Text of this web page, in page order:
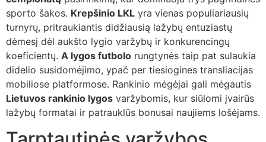
sporto šakos. Krepšinio LKL yra vienas populiariausių
turnyrų, pritraukiantis didžiausią lažybų entuziastų
dėmesį dėl aukšto lygio varžybų ir konkurencingų
koeficientų. A lygos futbolo rungtynės taip pat sulaukia
didelio susidomėjimo, ypač per tiesiogines transliacijas
mobiliose platformose. Rankinio mėgėjai gali mėgautis
Lietuvos rankinio lygos varžybomis, kur siūlomi įvairūs
lažybų formatai ir patrauklūs bonusai naujiems lošėjams.